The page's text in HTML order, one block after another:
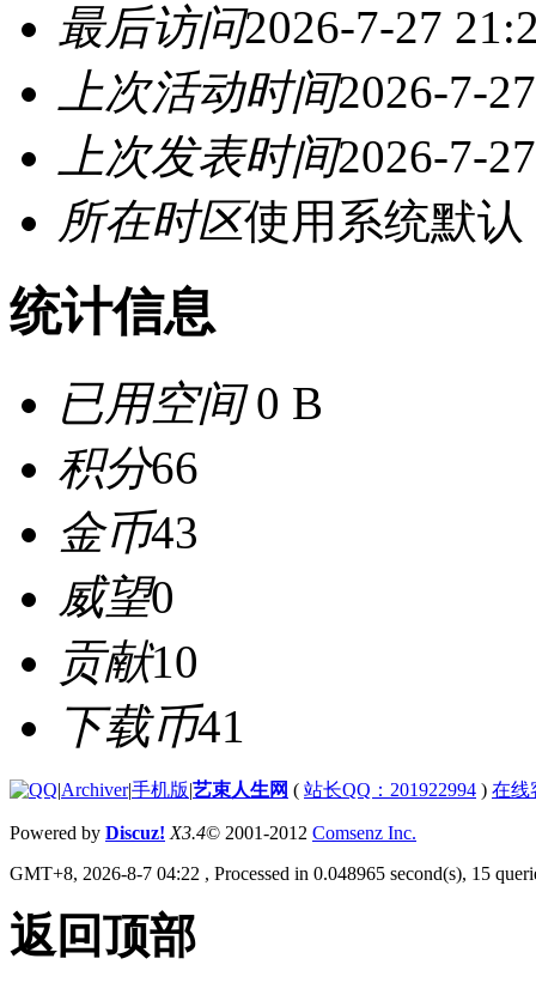
最后访问2026-7-27
上次活动时间2026-7-
上次发表时间2026-7-
所在时区使用系统默认
统计信息
已用空间0 B
积分66
金币43
威望0
贡献10
下载币41
|Archiver|手机版|艺束人生网 ( 站长QQ：201922994 ) 在线
Powered by Discuz! X3.4© 2001-2012 Comsenz Inc.
GMT+8, 2026-8-7 04:22 , Processed in 0.048965 second(s), 15
返回顶部